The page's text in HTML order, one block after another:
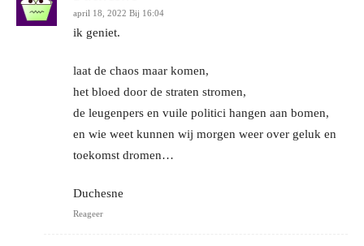
april 18, 2022 Bij 16:04
ik geniet.
laat de chaos maar komen,
het bloed door de straten stromen,
de leugenpers en vuile politici hangen aan bomen,
en wie weet kunnen wij morgen weer over geluk en
toekomst dromen…
Duchesne
Reageer